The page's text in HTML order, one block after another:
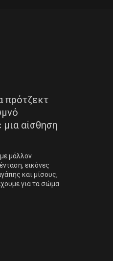
πρότζεκτ
αίσθηση
μάλλον
εικόνες
και μίσους,
για τα σώμα